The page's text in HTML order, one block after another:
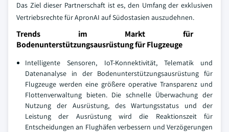
Das Ziel dieser Partnerschaft ist es, den Umfang der exklusiven
Vertriebsrechte für ApronAI auf Südostasien auszudehnen.
Trends im Markt für
Bodenunterstützungsausrüstung für Flugzeuge
Intelligente Sensoren, IoT-Konnektivität, Telematik und
Datenanalyse in der Bodenunterstützungsausrüstung für
Flugzeuge werden eine größere operative Transparenz und
Flottenverwaltung bieten. Die schnelle Überwachung der
Nutzung der Ausrüstung, des Wartungsstatus und der
Leistung der Ausrüstung wird die Reaktionszeit für
Entscheidungen an Flughäfen verbessern und Verzögerungen